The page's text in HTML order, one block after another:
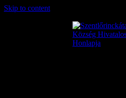
Skip to content